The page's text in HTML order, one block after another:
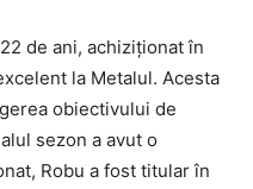
de ani, achiziționat în
la Metalul. Acesta
obiectivului de
sezon a avut o
Robu a fost titular în